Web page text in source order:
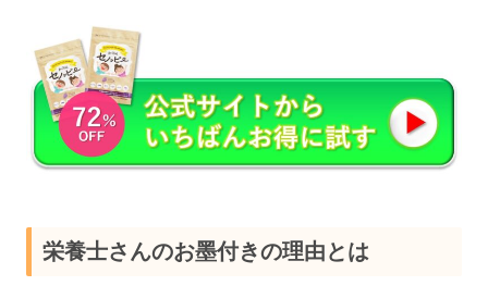
栄養士さんのお墨付きの理由とは